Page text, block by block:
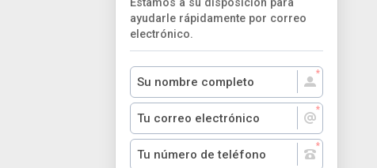
Estamos a su disposición para
ayudarle rápidamente por correo
electrónico.